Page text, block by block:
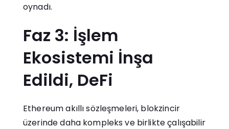
oynadı.
Faz 3: İşlem
Ekosistemi İnşa
Edildi, DeFi
Ethereum akıllı sözleşmeleri, blokzincir
üzerinde daha kompleks ve birlikte çalışabilir